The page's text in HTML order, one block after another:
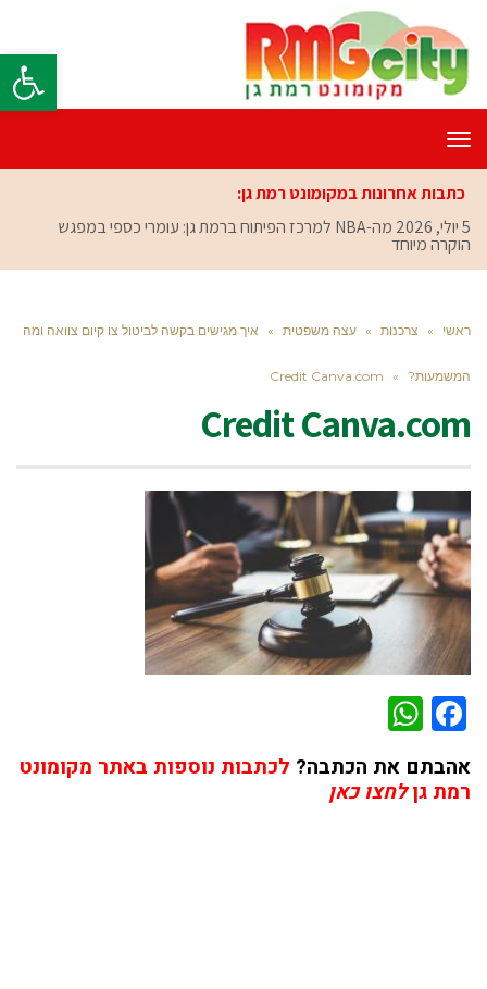
פתח
תפריט
כתבות אחרונות במקומונט רמת גן:
5 יולי, 2026
מה-NBA למרכז הפיתוח ברמת גן: עומרי כספי במפגש
הוקרה מיוחד
ראשי » צרכנות » עצה משפטית » איך מגישים בקשה לביטול צו קיום צוואה ומה
המשמעות? »
Credit Canva.com
Credit Canva.com
Facebook
אהבתם את הכתבה? לכתבות נוספות באתר מקומונט
רמת גןלחצו כאן